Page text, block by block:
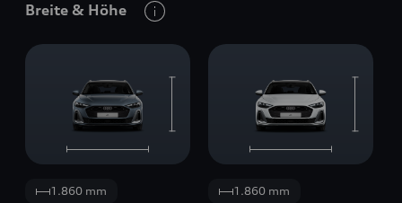
Breite & Höhe
1.860 mm 1.860 mm